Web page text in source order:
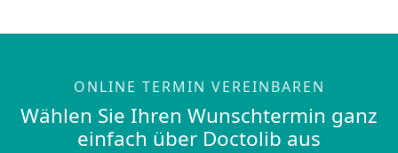
ONLINE TERMIN VEREINBAREN
Wählen Sie Ihren Wunschtermin ganz
einfach über Doctolib aus